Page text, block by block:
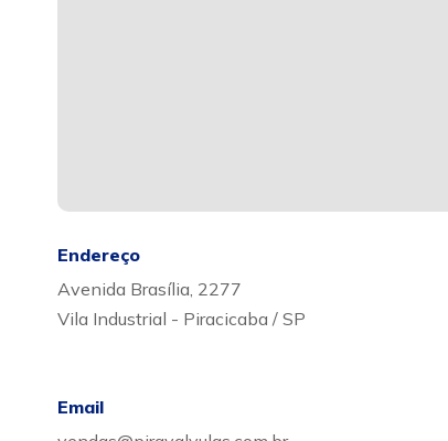
Endereço
Avenida Brasília, 2277
Vila Industrial - Piracicaba / SP
Email